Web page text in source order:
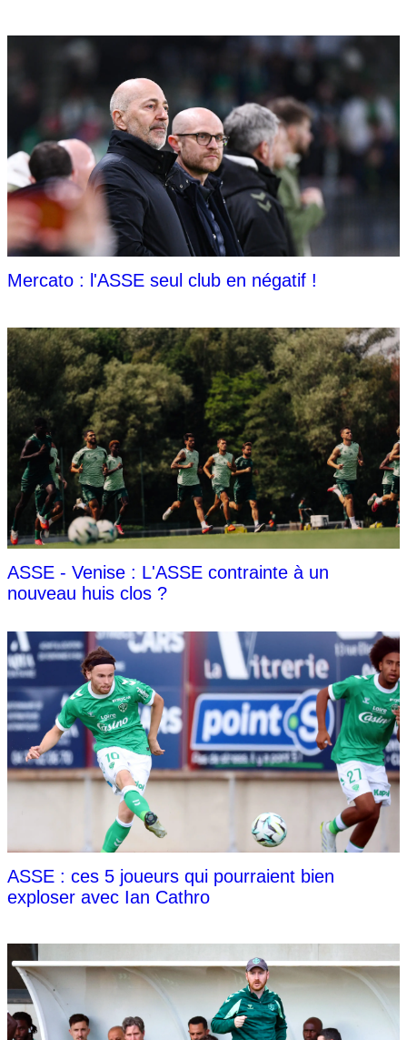
Mercato : l'ASSE seul club en négatif !
ASSE - Venise : L'ASSE contrainte à un
nouveau huis clos ?
ASSE : ces 5 joueurs qui pourraient bien
exploser avec Ian Cathro